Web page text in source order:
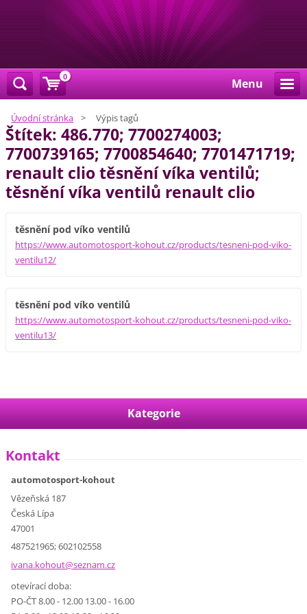
Menu
Úvodní stránka > Výpis tagů
Štítek: 486.770; 7700274003;
7700739165; 7700854640; 7701471719;
renault clio těsnění víka ventilů;
těsnění víka ventilů renault clio
těsnění pod víko ventilů
https://www.automotosport-kohout.cz/products/tesneni-pod-viko-
ventilu12/
těsnění pod víko ventilů
https://www.automotosport-kohout.cz/products/tesneni-pod-viko-
ventilu13/
Kategorie
Kontakt
automotosport-kohout
Vězeňská 187
Česká Lípa
47001
487521965; 602102558
ivana.kohout@seznam.cz
otevírací doba:
PO-ČT 8.00 - 12.00 13.00 - 16.00
0